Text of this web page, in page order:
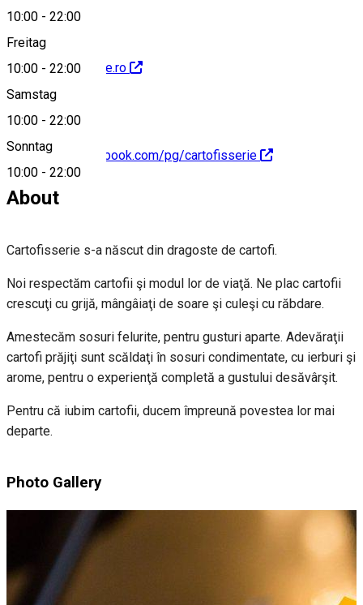
10:00 - 22:00
Freitag
10:00 - 22:00
Samstag
10:00 - 22:00
Sonntag
10:00 - 22:00
http://cartofisserie.ro
https://www.facebook.com/pg/cartofisserie
About
Cartofisserie s-a născut din dragoste de cartofi.
Noi respectăm cartofii şi modul lor de viaţă. Ne plac cartofii
crescuţi cu grijă, mângâiaţi de soare şi culeşi cu răbdare.
Amestecăm sosuri felurite, pentru gusturi aparte. Adevăraţii
cartofi prăjiţi sunt scăldaţi în sosuri condimentate, cu ierburi şi
arome, pentru o experienţă completă a gustului desăvârşit.
Pentru că iubim cartofii, ducem împreună povestea lor mai
departe.
Photo Gallery